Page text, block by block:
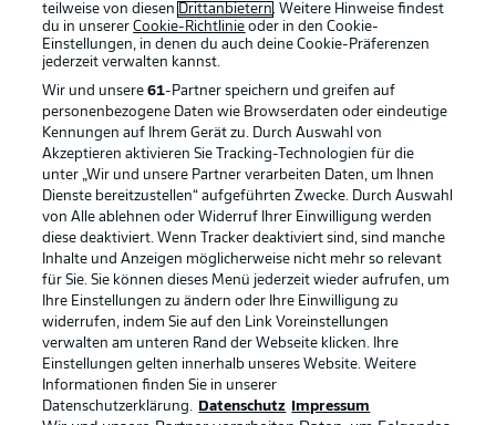
Rechtliche Hinweise Voreinstellungen verwalten
Datenschutz Nutzungsbedingungen
Kontakt Jobs
Impressum Partner
Spieler Liveticker
AGB
teilweise von diesen Drittanbietern. Weitere Hinweise findest
du in unsererCookie-Richtlinie oder in den Cookie-
Einstellungen, in denen du auch deine Cookie-Präferenzen
jederzeit verwalten kannst.
Wir und unsere61-Partner speichern und greifen auf
personenbezogene Daten wie Browserdaten oder eindeutige
Kennungen auf Ihrem Gerät zu. Durch Auswahl von
Akzeptieren aktivieren Sie Tracking-Technologien für die
unter „Wir und unsere Partner verarbeiten Daten, um Ihnen
Dienste bereitzustellen“ aufgeführten Zwecke. Durch Auswahl
von Alle ablehnen oder Widerruf Ihrer Einwilligung werden
diese deaktiviert. Wenn Tracker deaktiviert sind, sind manche
Inhalte und Anzeigen möglicherweise nicht mehr so relevant
für Sie. Sie können dieses Menü jederzeit wieder aufrufen, um
Ihre Einstellungen zu ändern oder Ihre Einwilligung zu
widerrufen, indem Sie auf den Link Voreinstellungen
verwalten am unteren Rand der Webseite klicken. Ihre
Einstellungen gelten innerhalb unseres Website. Weitere
Informationen finden Sie in unserer
Datenschutzerklärung.
Datenschutz Impressum